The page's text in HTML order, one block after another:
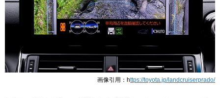
画像引用：https://toyota.jp/landcruiserprado/